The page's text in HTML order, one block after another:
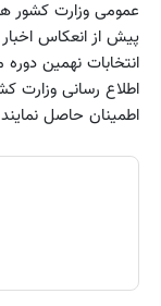
عمومی وزارت کشور
پیش از انعکاس اخبار
انتخابات نهمین
اطمینان حاصل